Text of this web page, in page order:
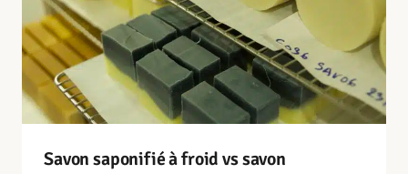
Savon saponifié à froid vs savon